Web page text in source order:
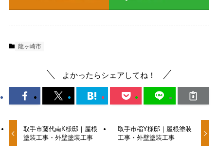
龍ヶ崎市
よかったらシェアしてね！
取手市藤代南K様邸｜屋根
塗装工事・外壁塗装工事
取手市稲Y様邸｜屋根塗装
工事・外壁塗装工事